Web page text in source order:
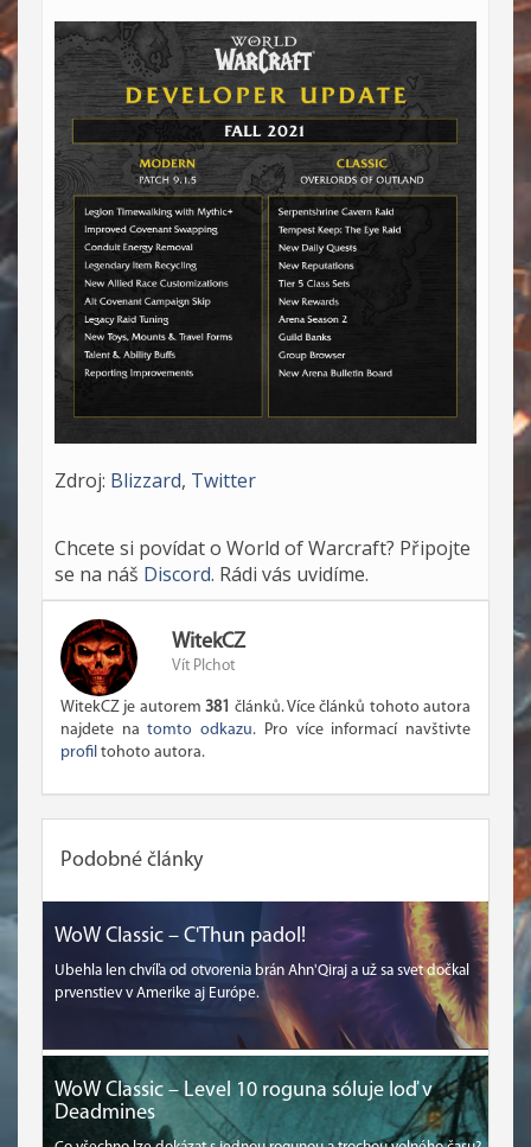
Zdroj: Blizzard, Twitter
Chcete si povídat o World of Warcraft? Připojte
se na náš Discord. Rádi vás uvidíme.
WitekCZ
Vít Plchot
WitekCZ je autorem381 článků. Více článků tohoto autora
najdete natomto odkazu. Pro více informací navštivte
profil tohoto autora.
Podobné články
WoW Classic – C'Thun padol!
Ubehla len chvíľa od otvorenia brán Ahn'Qiraj a už sa svet dočkal
prvenstiev v Amerike aj Európe.
WoW Classic – Level 10 roguna sóluje loď v
Deadmines